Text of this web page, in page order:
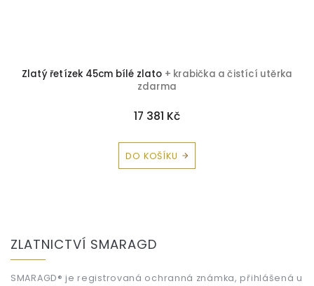
Zlatý řetízek 45cm bílé zlato + krabička a čistící utěrka
zdarma
17 381 Kč
DO KOŠÍKU
ZLATNICTVÍ SMARAGD
SMARAGD® je registrovaná ochranná známka, přihlášená u